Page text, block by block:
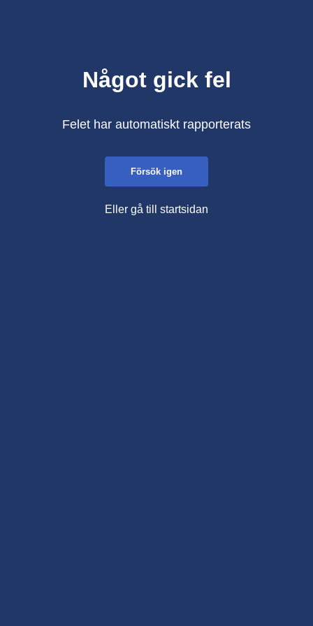
Något gick fel
Felet har automatiskt rapporterats
Försök igen
Eller gå till startsidan